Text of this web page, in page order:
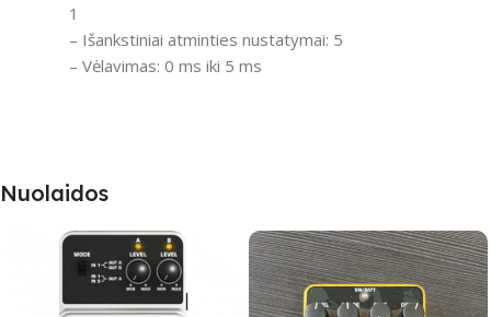
1
– Išankstiniai atminties nustatymai: 5
– Vėlavimas: 0 ms iki 5 ms
Nuolaidos